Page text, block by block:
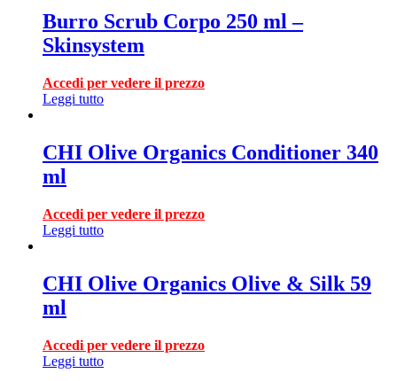
Burro Scrub Corpo 250 ml –
Skinsystem
Accedi per vedere il prezzo
Leggi tutto
CHI Olive Organics Conditioner 340
ml
Accedi per vedere il prezzo
Leggi tutto
CHI Olive Organics Olive & Silk 59
ml
Accedi per vedere il prezzo
Leggi tutto